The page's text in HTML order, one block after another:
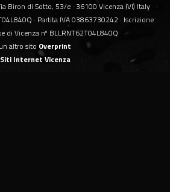
Biron di Sotto, 53/e · 36100 Vicenza (VI) Italy
· Partita IVA 03863730242 · Iscrizione
di Vicenza nº BLLRNT62T04L840Q
un altro sito Overprint
Siti Internet Vicenza